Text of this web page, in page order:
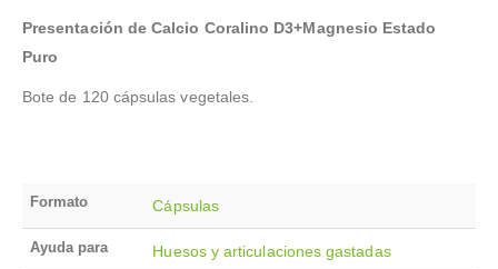
Presentación de Calcio Coralino D3+Magnesio Estado
Puro
Bote de 120 cápsulas vegetales.
Formato Cápsulas
Ayuda para Huesos y articulaciones gastadas